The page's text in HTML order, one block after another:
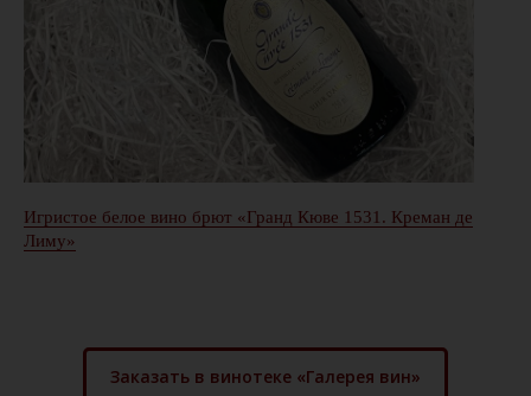
Игристое белое вино брют «Гранд Кюве 1531. Креман де
Лиму»
Заказать в винотеке «Галерея вин»